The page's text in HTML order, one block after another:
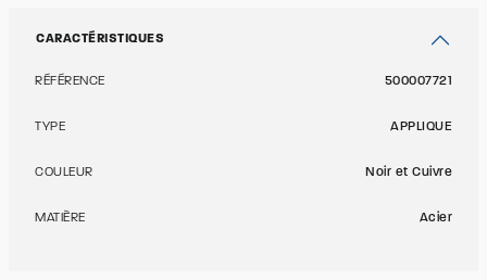
CARACTÉRISTIQUES
RÉFÉRENCE 500007721
TYPE APPLIQUE
COULEUR Noir et Cuivre
MATIÈRE Acier